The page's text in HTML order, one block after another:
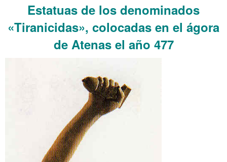
Estatuas de los denominados
«Tiranicidas», colocadas en el ágora
de Atenas el año 477